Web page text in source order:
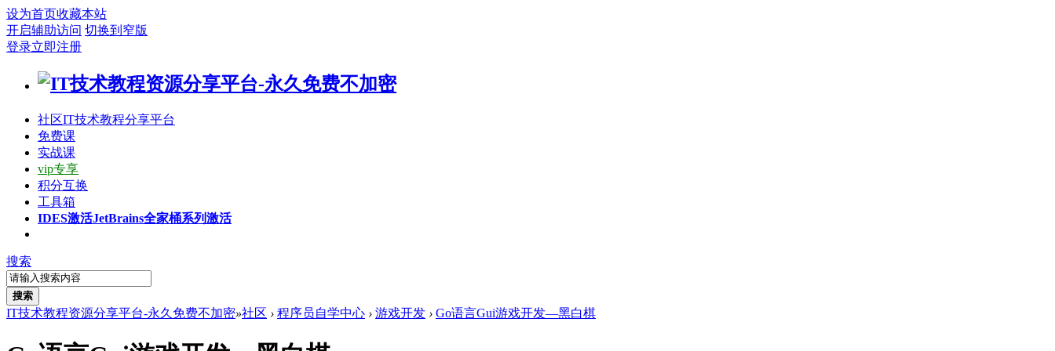
设为首页收藏本站
开启辅助访问 切换到窄版
登录立即注册
社区IT技术教程分享平台
免费课
实战课
vip专享
积分互换
工具箱
IDES激活JetBrains全家桶系列激活
搜索
搜索
IT技术教程资源分享平台-永久免费不加密»社区 › 程序员自学中心 › 游戏开发 › Go语言Gui游戏开发—黑白棋